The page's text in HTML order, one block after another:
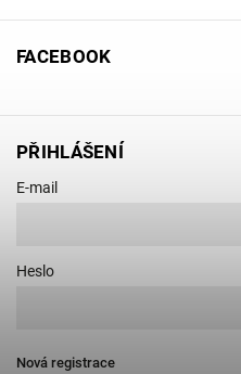
FACEBOOK
PŘIHLÁŠENÍ
E-mail
Heslo
Nová registrace